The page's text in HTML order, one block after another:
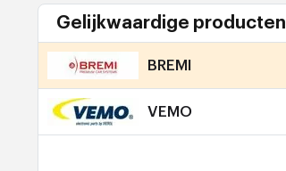
Gelijkwaardige producten
BREMI
VEMO